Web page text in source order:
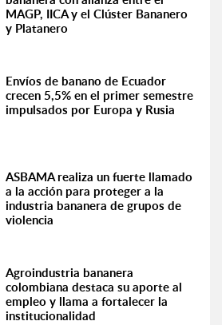
MAGP, IICA y el Clúster Bananero
y Platanero
Envíos de banano de Ecuador
crecen 5,5% en el primer semestre
impulsados por Europa y Rusia
ASBAMA realiza un fuerte llamado
a la acción para proteger a la
industria bananera de grupos de
violencia
Agroindustria bananera
colombiana destaca su aporte al
empleo y llama a fortalecer la
institucionalidad